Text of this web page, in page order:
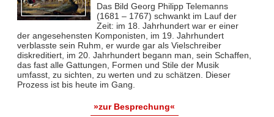
Das Bild Georg Philipp Telemanns
(1681 – 1767) schwankt im Lauf der
Zeit: im 18. Jahrhundert war er einer
der angesehensten Komponisten, im 19. Jahrhundert
verblasste sein Ruhm, er wurde gar als Vielschreiber
diskreditiert, im 20. Jahrhundert begann man, sein Schaffen,
das fast alle Gattungen, Formen und Stile der Musik
umfasst, zu sichten, zu werten und zu schätzen. Dieser
Prozess ist bis heute im Gang.
»zur Besprechung«